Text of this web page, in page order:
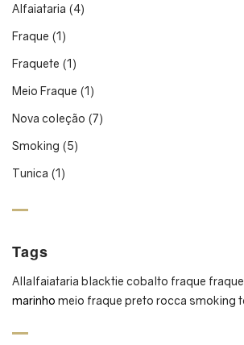
Alfaiataria (4)
Fraque (1)
Fraquete (1)
Meio Fraque (1)
Nova coleção (7)
Smoking (5)
Tunica (1)
Tags
Allalfaiataria blacktie cobalto fraque
marinho meio fraque preto rocca smoking